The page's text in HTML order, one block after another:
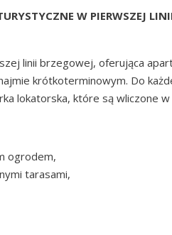
W PIERWSZEJ
linii brzegowej, oferująca
krótkoterminowym. Do
lokatorska, które są wliczone w
ogrodem,
tarasami,